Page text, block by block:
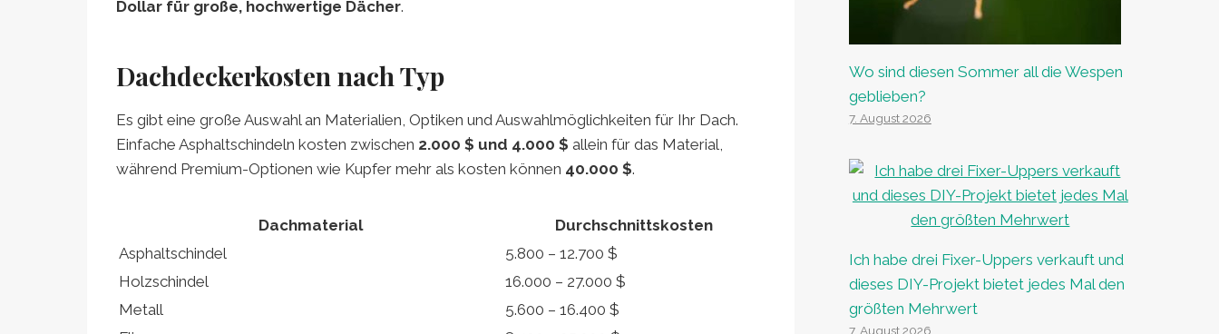
Dollar für große, hochwertige Dächer.
Dachdeckerkosten nach Typ
Es gibt eine große Auswahl an Materialien, Optiken und Auswahlmöglichkeiten für Ihr Dach.
Einfache Asphaltschindeln kosten zwischen 2.000 $ und 4.000 $ allein für das Material,
während Premium-Optionen wie Kupfer mehr als kosten können 40.000 $.
Dachmaterial
Durchschnittskosten
Asphaltschindel
5.800 – 12.700 $
Holzschindel
16.000 – 27.000 $
Metall
5.600 – 16.400 $
Wo sind diesen Sommer all die Wespen
geblieben?
7. August 2026
Ich habe drei Fixer-Uppers verkauft und
dieses DIY-Projekt bietet jedes Mal den
größten Mehrwert
7. August 2026